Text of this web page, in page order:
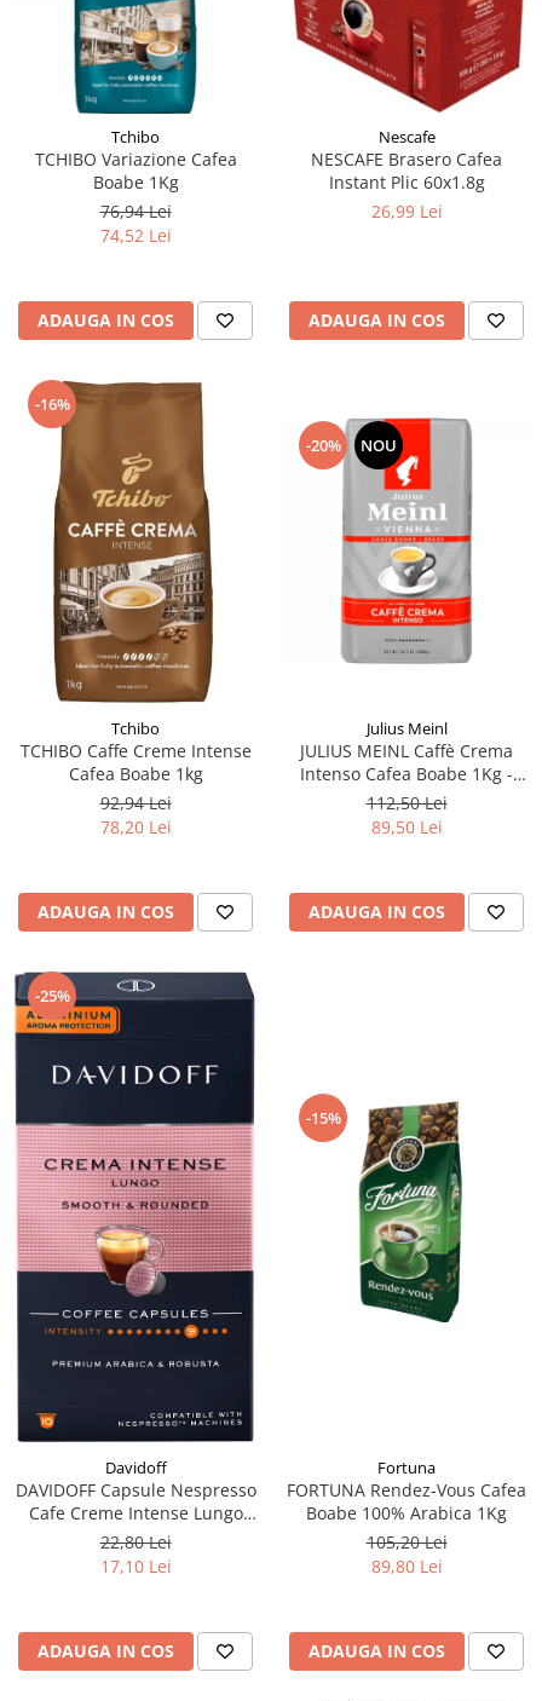
Tchibo
TCHIBO Variazione Cafea
Boabe 1Kg
76,94 Lei
74,52 Lei
ADAUGA IN COS
Nescafe
NESCAFE Brasero Cafea
Instant Plic 60x1.8g
26,99 Lei
ADAUGA IN COS
-16%
Tchibo
TCHIBO Caffe Creme Intense
Cafea Boabe 1kg
92,94 Lei
78,20 Lei
ADAUGA IN COS
-20% NOU
Julius Meinl
JULIUS MEINL Caffè Crema
Intenso Cafea Boabe 1Kg -
Promo August
112,50 Lei
89,50 Lei
ADAUGA IN COS
-25%
Davidoff
DAVIDOFF Capsule Nespresso
Cafe Creme Intense Lungo
10x5.5g
22,80 Lei
17,10 Lei
ADAUGA IN COS
-15%
Fortuna
FORTUNA Rendez-Vous Cafea
Boabe 100% Arabica 1Kg
105,20 Lei
89,80 Lei
ADAUGA IN COS